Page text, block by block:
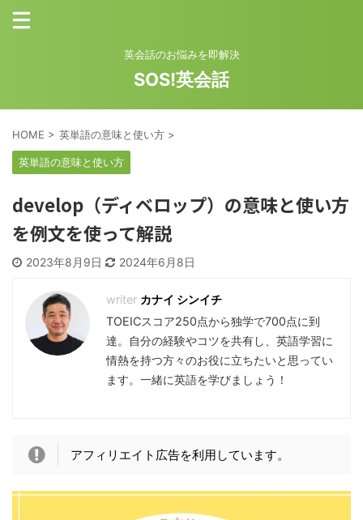
英会話のお悩みを即解決
SOS!英会話
HOME > 英単語の意味と使い方 >
英単語の意味と使い方
develop（ディベロップ）の意味と使い方
を例文を使って解説
2023年8月9日 2024年6月8日
カナイ シンイチ
TOEICスコア250点から独学で700点に到
達。自分の経験やコツを共有し、英語学習に
情熱を持つ方々のお役に立ちたいと思ってい
ます。一緒に英語を学びましょう！
アフィリエイト広告を利用しています。